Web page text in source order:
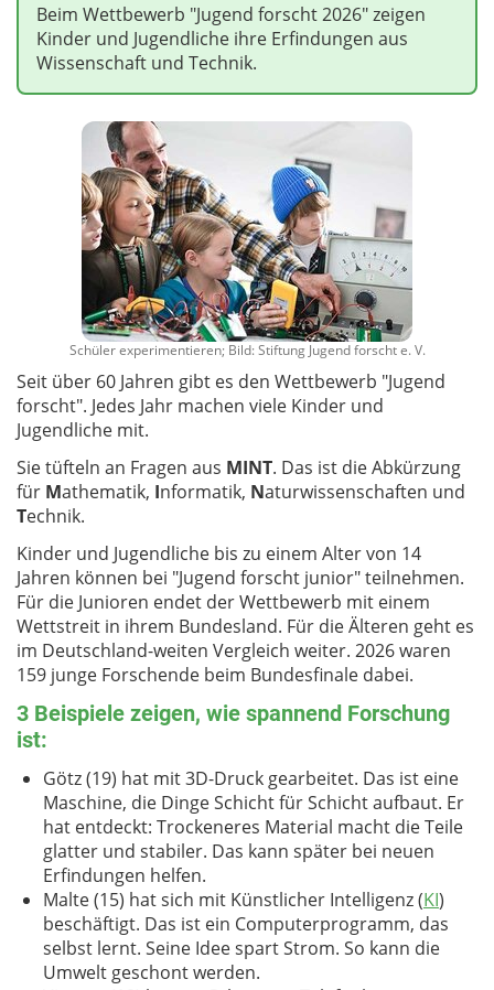
Beim Wettbewerb "Jugend forscht 2026" zeigen
Kinder und Jugendliche ihre Erfindungen aus
Wissenschaft und Technik.
Schüler experimentieren; Bild: Stiftung Jugend forscht e. V.
Seit über 60 Jahren gibt es den Wettbewerb "Jugend
forscht". Jedes Jahr machen viele Kinder und
Jugendliche mit.
Sie tüfteln an Fragen aus MINT. Das ist die Abkürzung
für Mathematik, Informatik, Naturwissenschaften und
Technik.
Kinder und Jugendliche bis zu einem Alter von 14
Jahren können bei "Jugend forscht junior" teilnehmen.
Für die Junioren endet der Wettbewerb mit einem
Wettstreit in ihrem Bundesland. Für die Älteren geht es
im Deutschland-weiten Vergleich weiter. 2026 waren
159 junge Forschende beim Bundesfinale dabei.
3 Beispiele zeigen, wie spannend Forschung
ist:
Götz (19) hat mit 3D-Druck gearbeitet. Das ist eine
Maschine, die Dinge Schicht für Schicht aufbaut. Er
hat entdeckt: Trockeneres Material macht die Teile
glatter und stabiler. Das kann später bei neuen
Erfindungen helfen.
Malte (15) hat sich mit Künstlicher Intelligenz (KI)
beschäftigt. Das ist ein Computerprogramm, das
selbst lernt. Seine Idee spart Strom. So kann die
Umwelt geschont werden.